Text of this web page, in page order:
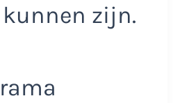
zijn.